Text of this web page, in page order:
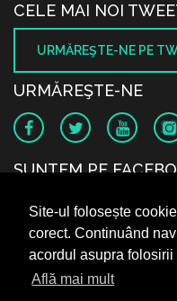
Site-ul folosește
corect. Continuând
acordul asupra folosirii
Află mai mult
CELE MAI NOI
URMĂREŞTE-NE PE
URMĂREŞTE-NE
SUNTEM PE